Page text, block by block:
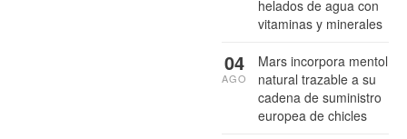
helados de agua con
vitaminas y minerales
Mars incorpora mentol
natural trazable a su
cadena de suministro
europea de chicles
04
AGO